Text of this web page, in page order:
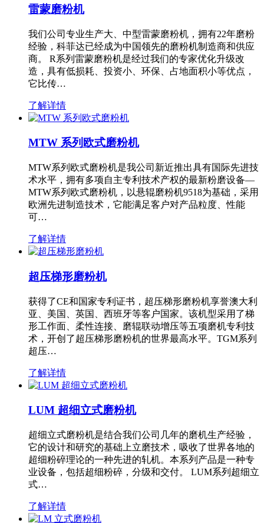
雷蒙磨粉机
我们公司专业生产大、中型雷蒙磨粉机，拥有22年磨粉
经验，科菲达已经成为中国领先的磨粉机制造商和供应
商。 R系列雷蒙磨粉机是经过我们的专家优化升级改
造，具有低损耗、投资小、环保、占地面积小等优点，
它比传…
了解详情
MTW 系列欧式磨粉机
MTW系列欧式磨粉机是我公司新近推出具有国际先进技
术水平，拥有多项自主专利技术产权的最新粉磨设备—
MTW系列欧式磨粉机，以悬辊磨粉机9518为基础，采用
欧洲先进制造技术，它能满足客户对产品粒度、性能
可…
了解详情
超压梯形磨粉机
获得了CE和国家专利证书，超压梯形磨粉机享誉澳大利
亚、美国、英国、西班牙等客户国家。该机型采用了梯
形工作面、柔性连接、磨辊联动增压等五项磨机专利技
术，开创了超压梯形磨粉机的世界最高水平。TGM系列
超压…
了解详情
LUM 超细立式磨粉机
超细立式磨粉机是结合我们公司几年的磨机生产经验，
它的设计和研究的基础上立磨技术，吸收了世界各地的
超细粉碎理论的一种先进的轧机。本系列产品是一种专
业设备，包括超细粉碎，分级和交付。 LUM系列超细立
式…
了解详情